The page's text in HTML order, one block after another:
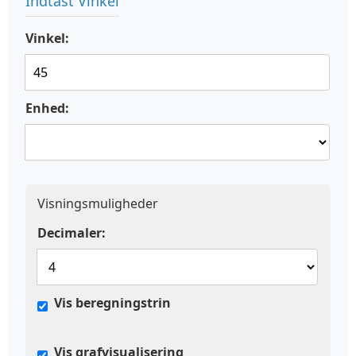
Vinkel:
Enhed:
Visningsmuligheder
Decimaler:
Vis beregningstrin
Vis grafvisualisering